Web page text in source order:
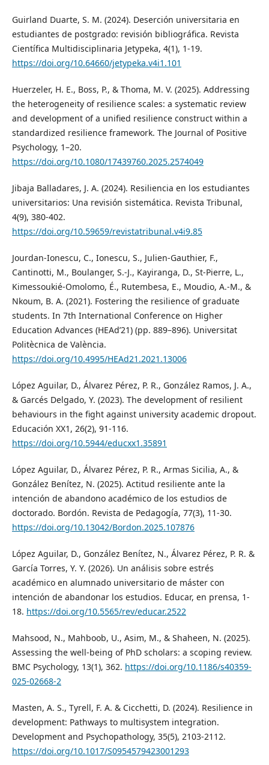
Guirland Duarte, S. M. (2024). Deserción universitaria en
estudiantes de postgrado: revisión bibliográfica. Revista
Científica Multidisciplinaria Jetypeka, 4(1), 1-19.
https://doi.org/10.64660/jetypeka.v4i1.101
Huerzeler, H. E., Boss, P., & Thoma, M. V. (2025). Addressing
the heterogeneity of resilience scales: a systematic review
and development of a unified resilience construct within a
standardized resilience framework. The Journal of Positive
Psychology, 1–20.
https://doi.org/10.1080/17439760.2025.2574049
Jibaja Balladares, J. A. (2024). Resiliencia en los estudiantes
universitarios: Una revisión sistemática. Revista Tribunal,
4(9), 380-402.
https://doi.org/10.59659/revistatribunal.v4i9.85
Jourdan-Ionescu, C., Ionescu, S., Julien-Gauthier, F.,
Cantinotti, M., Boulanger, S.-J., Kayiranga, D., St-Pierre, L.,
Kimessoukié-Omolomo, É., Rutembesa, E., Moudio, A.-M., &
Nkoum, B. A. (2021). Fostering the resilience of graduate
students. In 7th International Conference on Higher
Education Advances (HEAd’21) (pp. 889–896). Universitat
Politècnica de València.
https://doi.org/10.4995/HEAd21.2021.13006
López Aguilar, D., Álvarez Pérez, P. R., González Ramos, J. A.,
& Garcés Delgado, Y. (2023). The development of resilient
behaviours in the fight against university academic dropout.
Educación XX1, 26(2), 91-116.
https://doi.org/10.5944/educxx1.35891
López Aguilar, D., Álvarez Pérez, P. R., Armas Sicilia, A., &
González Benítez, N. (2025). Actitud resiliente ante la
intención de abandono académico de los estudios de
doctorado. Bordón. Revista de Pedagogía, 77(3), 11-30.
https://doi.org/10.13042/Bordon.2025.107876
López Aguilar, D., González Benítez, N., Álvarez Pérez, P. R. &
García Torres, Y. Y. (2026). Un análisis sobre estrés
académico en alumnado universitario de máster con
intención de abandonar los estudios. Educar, en prensa, 1-
18. https://doi.org/10.5565/rev/educar.2522
Mahsood, N., Mahboob, U., Asim, M., & Shaheen, N. (2025).
Assessing the well-being of PhD scholars: a scoping review.
BMC Psychology, 13(1), 362. https://doi.org/10.1186/s40359-
025-02668-2
Masten, A. S., Tyrell, F. A. & Cicchetti, D. (2024). Resilience in
development: Pathways to multisystem integration.
Development and Psychopathology, 35(5), 2103-2112.
https://doi.org/10.1017/S0954579423001293